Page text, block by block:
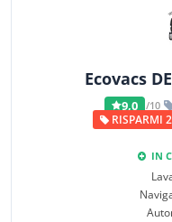
Ecovacs
9,0 /10
RISPARMI
IN